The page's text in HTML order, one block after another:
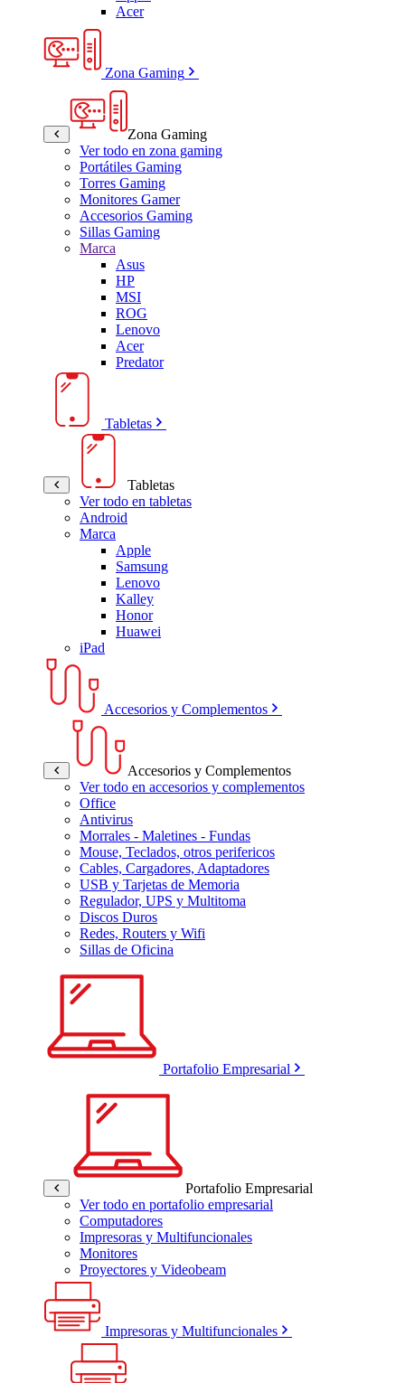
Acer
Zona Gaming
Zona Gaming
Ver todo en zona gaming
Portátiles Gaming
Torres Gaming
Monitores Gamer
Accesorios Gaming
Sillas Gaming
Marca
Asus
HP
MSI
ROG
Lenovo
Acer
Predator
Tabletas
Tabletas
Ver todo en tabletas
Android
Marca
Apple
Samsung
Lenovo
Kalley
Honor
Huawei
iPad
Accesorios y Complementos
Accesorios y Complementos
Ver todo en accesorios y complementos
Office
Antivirus
Morrales - Maletines - Fundas
Mouse, Teclados, otros perifericos
Cables, Cargadores, Adaptadores
USB y Tarjetas de Memoria
Regulador, UPS y Multitoma
Discos Duros
Redes, Routers y Wifi
Sillas de Oficina
Portafolio Empresarial
Portafolio Empresarial
Ver todo en portafolio empresarial
Computadores
Impresoras y Multifuncionales
Monitores
Proyectores y Videobeam
Impresoras y Multifuncionales